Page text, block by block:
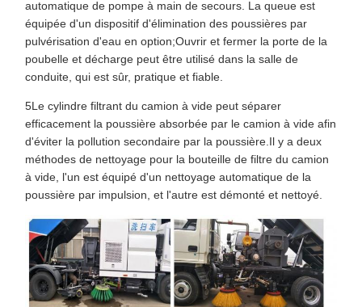
automatique de pompe à main de secours. La queue est
équipée d'un dispositif d'élimination des poussières par
pulvérisation d'eau en option;Ouvrir et fermer la porte de la
poubelle et décharge peut être utilisé dans la salle de
conduite, qui est sûr, pratique et fiable.
5Le cylindre filtrant du camion à vide peut séparer
efficacement la poussière absorbée par le camion à vide afin
d'éviter la pollution secondaire par la poussière.Il y a deux
méthodes de nettoyage pour la bouteille de filtre du camion
à vide, l'un est équipé d'un nettoyage automatique de la
poussière par impulsion, et l'autre est démonté et nettoyé.